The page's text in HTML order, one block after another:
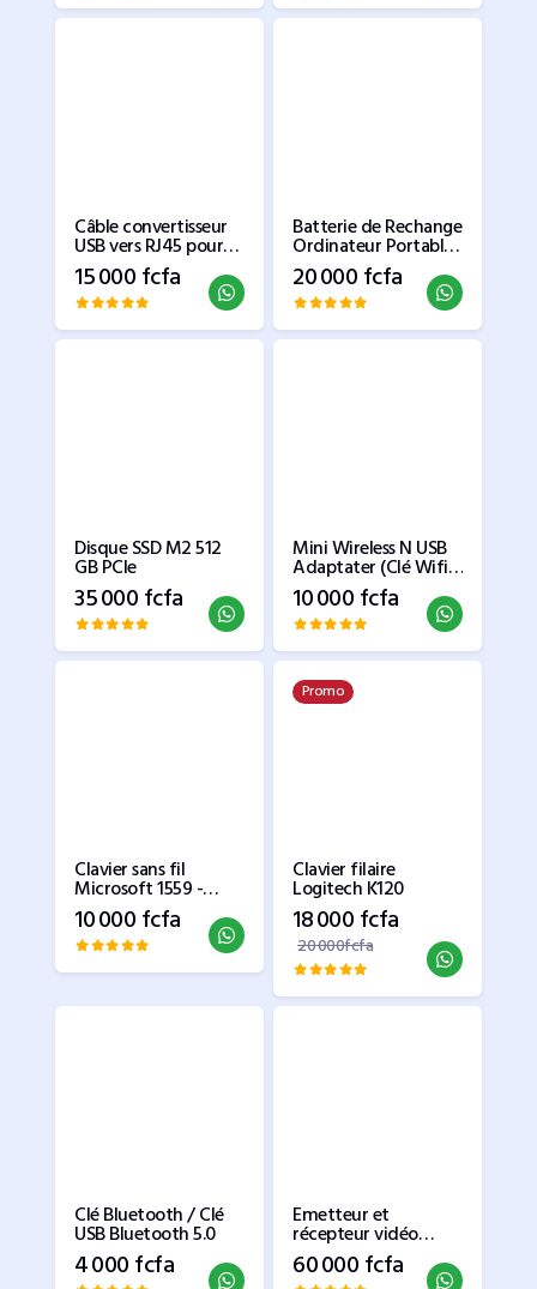
Câble convertisseur
USB vers RJ45 pour
Console, adaptateur
série RS232 pour
routeur et Switchs
de 1.5m, câble USB RJ
45 8P8C
15 000 fcfa
Batterie de Rechange
Ordinateur Portable
Laptop
20 000 fcfa
Disque SSD M2 512
GB PCIe
35 000 fcfa
Mini Wireless N USB
Adaptater (Clé Wifi)
TL-WN823N
10 000 fcfa
Clavier sans fil
Microsoft 1559 -
France aurevoir
10 000 fcfa
Promo
Clavier filaire
Logitech K120
18 000 fcfa
20 000fcfa
Clé Bluetooth / Clé
USB Bluetooth 5.0
4 000 fcfa
Emetteur et
récepteur vidéo
d'extension HDMI
sans fil 5G 50M
60 000 fcfa